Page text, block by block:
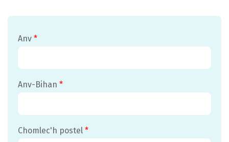
Anv *
Anv-Bihan *
Chomlec'h postel *